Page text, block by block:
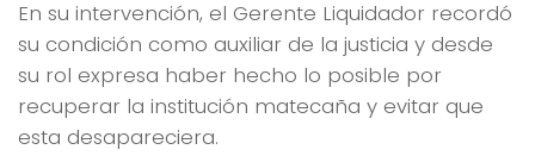
En su intervención, el Gerente Liquidador recordó
su condición como auxiliar de la justicia y desde
su rol expresa haber hecho lo posible por
recuperar la institución matecaña y evitar que
esta desapareciera.